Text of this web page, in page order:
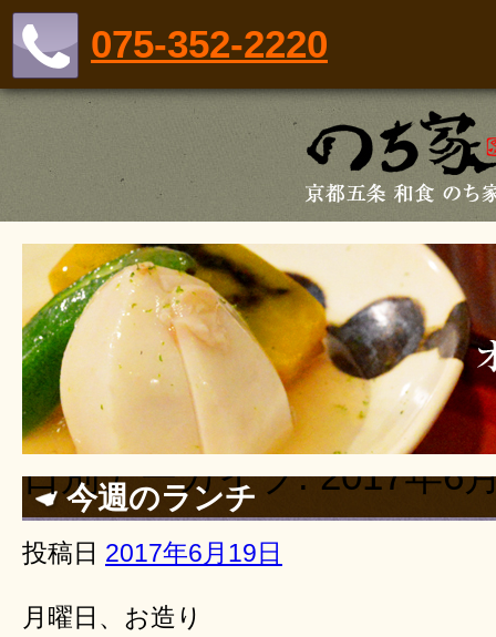
075-352-2220
日別アーカイブ:2017年6
今週のランチ
投稿日 2017年6月19日
月曜日、お造り